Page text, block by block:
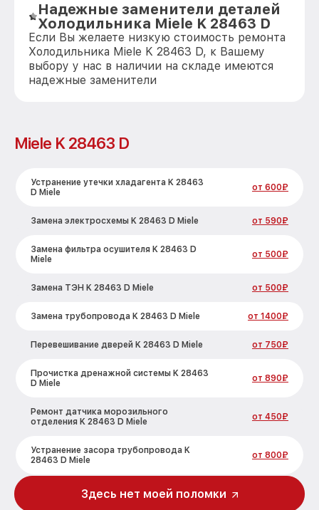
Надежные заменители деталей
Холодильника Miele K 28463 D
Если Вы желаете низкую стоимость ремонта
Холодильника Miele K 28463 D, к Вашему
выбору у нас в наличии на складе имеются
надежные заменители
Miele K 28463 D
Устранение утечки хладагента K 28463
D Miele
от 600₽
Замена электросхемы K 28463 D Miele от 590₽
Замена фильтра осушителя K 28463 D
Miele
от 500₽
Замена ТЭН K 28463 D Miele от 500₽
Замена трубопровода K 28463 D Miele от 1400₽
Перевешивание дверей K 28463 D Miele от 750₽
Прочистка дренажной системы K 28463
D Miele
от 890₽
Ремонт датчика морозильного
отделения K 28463 D Miele
от 450₽
Устранение засора трубопровода K
28463 D Miele
от 800₽
Ремонт испарителя K 28463 D Miele
Здесь нет моей поломки